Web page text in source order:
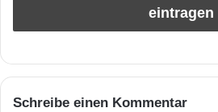
Schreibe einen Kommentar